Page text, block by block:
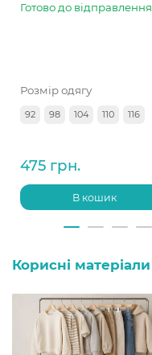
Готово до відправлення
Розмір одягу
92 98 104 110 116
475 грн.
В кошик
Корисні матеріали